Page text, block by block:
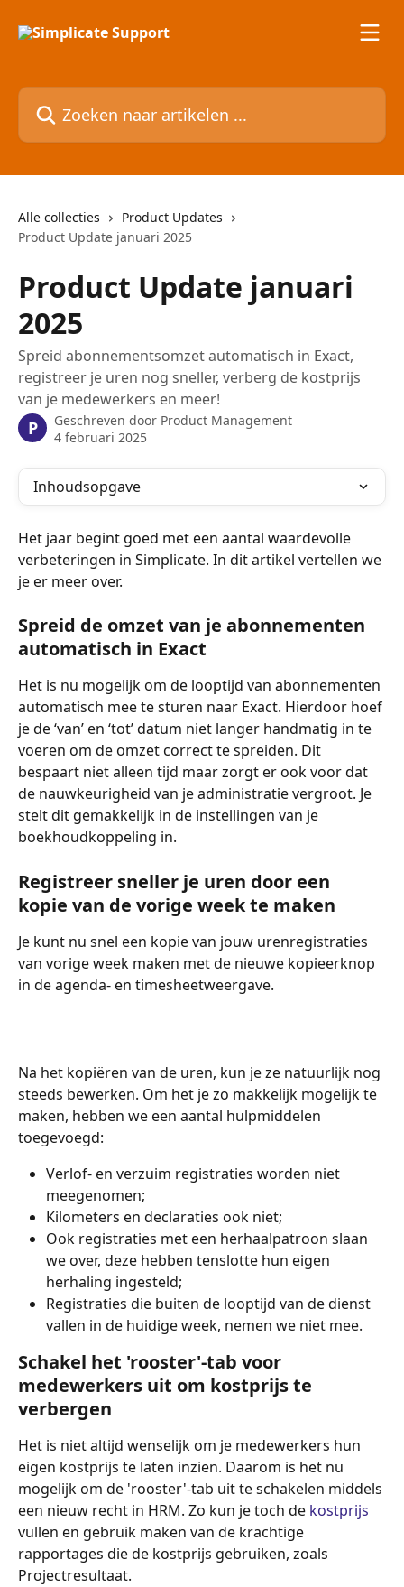
Zoeken naar artikelen ...
Alle collecties
Product Updates
Product Update januari 2025
Product Update januari
2025
Spreid abonnementsomzet automatisch in Exact,
registreer je uren nog sneller, verberg de kostprijs
van je medewerkers en meer!
P Geschreven door Product Management
4 februari 2025
Inhoudsopgave
Het jaar begint goed met een aantal waardevolle
verbeteringen in Simplicate. In dit artikel vertellen we
je er meer over.
Spreid de omzet van je abonnementen
automatisch in Exact
Het is nu mogelijk om de looptijd van abonnementen
automatisch mee te sturen naar Exact. Hierdoor hoef
je de ‘van’ en ‘tot’ datum niet langer handmatig in te
voeren om de omzet correct te spreiden. Dit
bespaart niet alleen tijd maar zorgt er ook voor dat
de nauwkeurigheid van je administratie vergroot. Je
stelt dit gemakkelijk in de instellingen van je
boekhoudkoppeling in.
Registreer sneller je uren door een
kopie van de vorige week te maken
Je kunt nu snel een kopie van jouw urenregistraties
van vorige week maken met de nieuwe kopieerknop
in de agenda- en timesheetweergave.
Na het kopiëren van de uren, kun je ze natuurlijk nog
steeds bewerken. Om het je zo makkelijk mogelijk te
maken, hebben we een aantal hulpmiddelen
toegevoegd:
Verlof- en verzuim registraties worden niet
meegenomen;
Kilometers en declaraties ook niet;
Ook registraties met een herhaalpatroon slaan
we over, deze hebben tenslotte hun eigen
herhaling ingesteld;
Registraties die buiten de looptijd van de dienst
vallen in de huidige week, nemen we niet mee.
Schakel het 'rooster'-tab voor
medewerkers uit om kostprijs te
verbergen
Het is niet altijd wenselijk om je medewerkers hun
eigen kostprijs te laten inzien. Daarom is het nu
mogelijk om de 'rooster'-tab uit te schakelen middels
een nieuw recht in HRM. Zo kun je toch de kostprijs
vullen en gebruik maken van de krachtige
rapportages die de kostprijs gebruiken, zoals
Projectresultaat.